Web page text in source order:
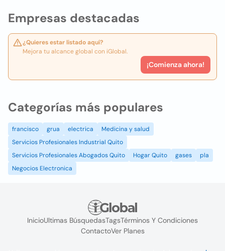
Empresas destacadas
¿Quieres estar listado aquí?
Mejora tu alcance global con iGlobal.
¡Comienza ahora!
Categorías más populares
francisco grua electrica
Medicina y salud
Servicios Profesionales Industrial Quito
Servicios Profesionales Abogados Quito
Hogar Quito gases
pla
Negocios Electronica
InicioUltimas BúsquedasTagsTérminos Y Condiciones
ContactoVer Planes